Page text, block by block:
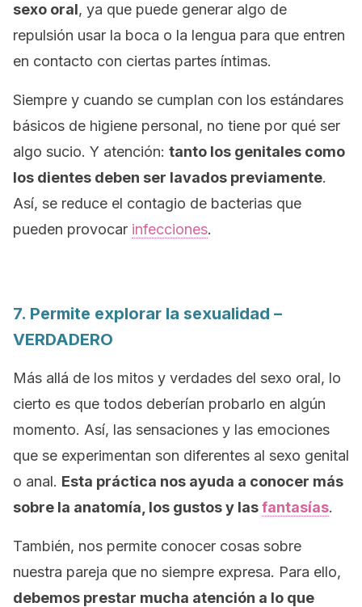
sexo oral, ya que puede generar algo de
repulsión usar la boca o la lengua para que entren
en contacto con ciertas partes íntimas.
Siempre y cuando se cumplan con los estándares
básicos de higiene personal, no tiene por qué ser
algo sucio. Y atención: tanto los genitales como
los dientes deben ser lavados previamente.
Así, se reduce el contagio de bacterias que
pueden provocar infecciones.
7. Permite explorar la sexualidad –
VERDADERO
Más allá de los mitos y verdades del sexo oral, lo
cierto es que todos deberían probarlo en algún
momento. Así, las sensaciones y las emociones
que se experimentan son diferentes al sexo genital
o anal. Esta práctica nos ayuda a conocer más
sobre la anatomía, los gustos y lasfantasías.
También, nos permite conocer cosas sobre
nuestra pareja que no siempre expresa. Para ello,
debemos prestar mucha atención a lo que